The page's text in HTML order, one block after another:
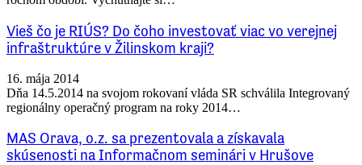
Vieš čo je RIÚS? Do čoho investovať viac vo verejnej
infraštruktúre v Žilinskom kraji?
16. mája 2014
Dňa 14.5.2014 na svojom rokovaní vláda SR schválila Integrovaný
regionálny operačný program na roky 2014…
MAS Orava, o.z. sa prezentovala a získavala
skúsenosti na Informačnom seminári v Hrušove